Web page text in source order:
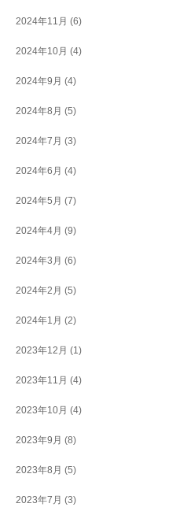
2024年11月 (6)
2024年10月 (4)
2024年9月 (4)
2024年8月 (5)
2024年7月 (3)
2024年6月 (4)
2024年5月 (7)
2024年4月 (9)
2024年3月 (6)
2024年2月 (5)
2024年1月 (2)
2023年12月 (1)
2023年11月 (4)
2023年10月 (4)
2023年9月 (8)
2023年8月 (5)
2023年7月 (3)